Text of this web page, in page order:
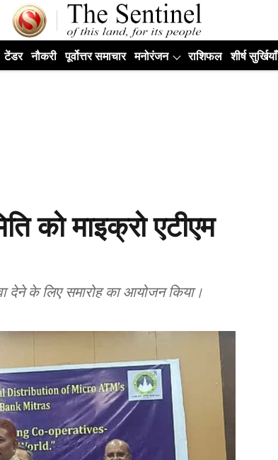
टेंडर नौकरी पूर्वोत्तर समाचार मनोरंजन राशिफल शीर्ष सुर्खियाँ
को माइक्रो एटीएम
देने के लिए समारोह का आयोजन किया।